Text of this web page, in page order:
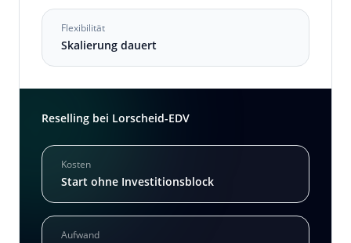
Flexibilität
Skalierung dauert
Reselling bei Lorscheid-EDV
Kosten
Start ohne Investitionsblock
Aufwand